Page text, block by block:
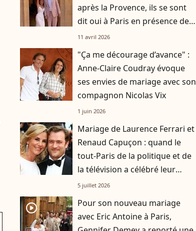
après la Provence, ils se sont
dit oui à Paris en présence de
plusieurs personnalités
11 avril 2026
"Ça me décourage d’avance" :
Anne-Claire Coudray évoque
ses envies de mariage avec son
compagnon Nicolas Vix
1 juin 2026
Mariage de Laurence Ferrari et
Renaud Capuçon : quand le
tout-Paris de la politique et de
la télévision a célébré leur
union
5 juillet 2026
player2
Pour son nouveau mariage
avec Eric Antoine à Paris,